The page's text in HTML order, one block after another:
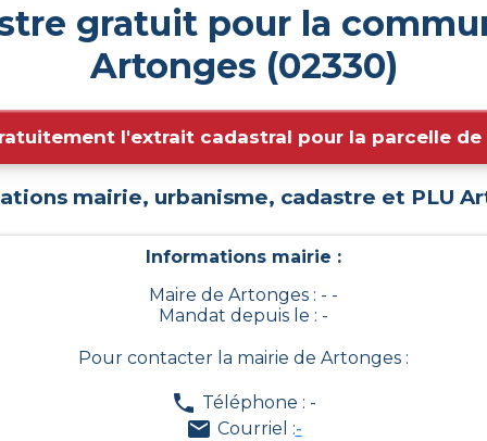
gratuit pour la
Artonges (02330)
l'extrait cadastral pour la parcelle de
mairie, urbanisme, cadastre et PLU
Informations mairie :
Maire de Artonges : - -
Mandat depuis le : -
Pour contacter la mairie de Artonges :
Téléphone : -
Courriel :-